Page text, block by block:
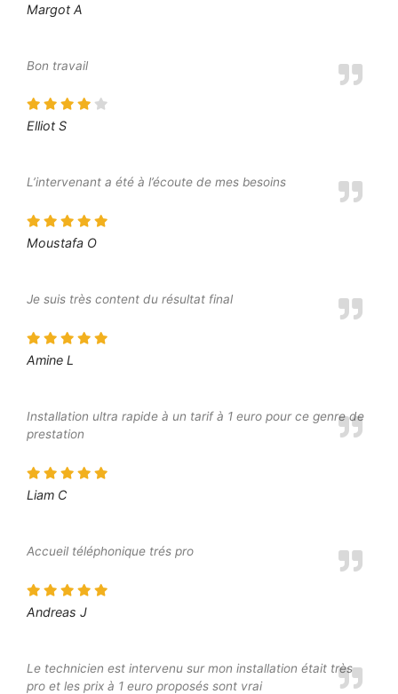
Margot A
Bon travail
Elliot S
L’intervenant a été à l’écoute de mes besoins
Moustafa O
Je suis très content du résultat final
Amine L
Installation ultra rapide à un tarif à 1 euro pour ce genre de
prestation
Liam C
Accueil téléphonique trés pro
Andreas J
Le technicien est intervenu sur mon installation était très
pro et les prix à 1 euro proposés sont vrai